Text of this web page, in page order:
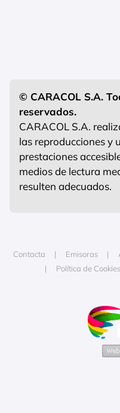
© CARACOL S.A.
reservados.
CARACOL S.A.
las reproducciones y
prestaciones
medios de lectura
resulten adecuados.
Contacta Emisoras
Política de Cookies